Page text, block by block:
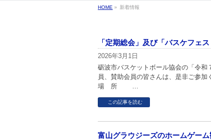
HOME » 新着情報
「定期総会」及び「バスケフェ
2026年3月1日
砺波市バスケットボール協会の「令
員、賛助会員の皆さんは、是非ご
場 所 …
この記事を読む
富山グラウジーズのホームゲー